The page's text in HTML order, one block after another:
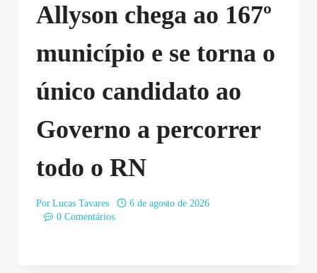
Allyson chega ao 167º
município e se torna o
único candidato ao
Governo a percorrer
todo o RN
Por Lucas Tavares
6 de agosto de 2026
0 Comentários